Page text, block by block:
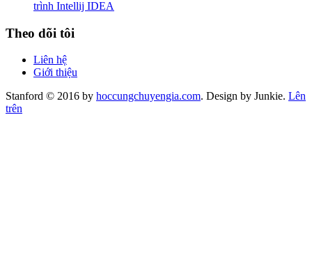
trình Intellij IDEA
Theo dõi tôi
Liên hệ
Giới thiệu
Stanford © 2016 by hoccungchuyengia.com. Design by Junkie. Lên
trên